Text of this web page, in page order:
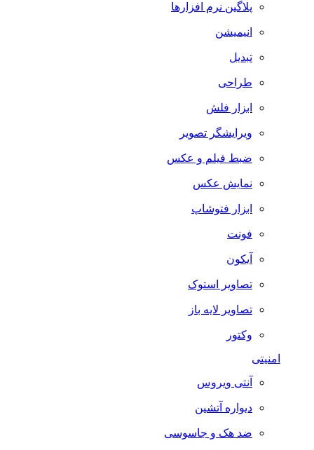
پلاگین نرم افزارها
انیمیشن
تبدیل
طراحی
ابزار فلش
ویرایشگر تصویر
ضبط فيلم و عكس
نمایش عکس
ابزار فتوشاپ
فونت
آیکون
تصاویر استوک
تصاویر لایه باز
وکتور
امنیتی
آنتی ویروس
دیواره آتشین
ضد هک و جاسوسی